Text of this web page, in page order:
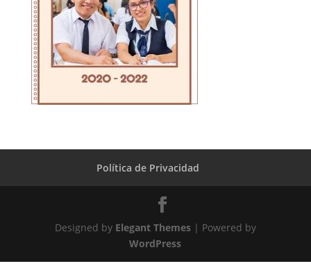
Política de Privacidad
Designed by Elegant Themes| Powered by
WordPress